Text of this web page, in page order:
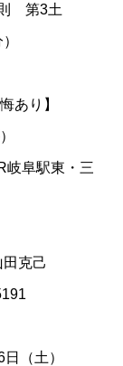
第3土
あり】
）
阜駅東・三
克己
（土）